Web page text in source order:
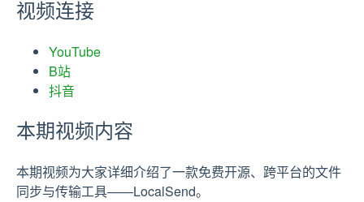
视频连接
YouTube
B站
抖音
本期视频内容
本期视频为大家详细介绍了一款免费开源、跨平台的文件
同步与传输工具——LocalSend。